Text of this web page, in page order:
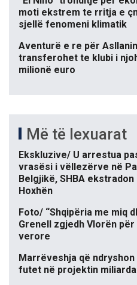
moti ekstrem te rritja e
sjellë fenomeni klimatik
Aventurë e re për
transferohet te klubi i
milionë euro
Më të lexuarat
Ekskluzive/ U arrestua
vrasësi i vëllezërve në
Belgjikë, SHBA
Hoxhën
Foto/ “Shqipëria me miq
Grenell zgjedh Vlorën
verore
Marrëveshja që
futet në projektin